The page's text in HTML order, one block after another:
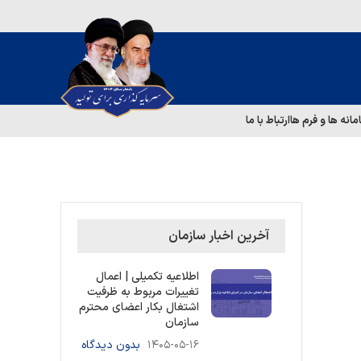
ها و فرم هاارتباط با ما
آخرین اخبار سازمان
اطلاعیه تکمیلی | اعمال
تغییرات مربوط به ظرفیت
اشتغال بکار اعضای محترم
سازمان
۱۴۰۵-۰۵-۱۶ بدون دیدگاه